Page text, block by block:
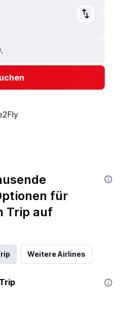
für
Trip auf
Weitere Airlines